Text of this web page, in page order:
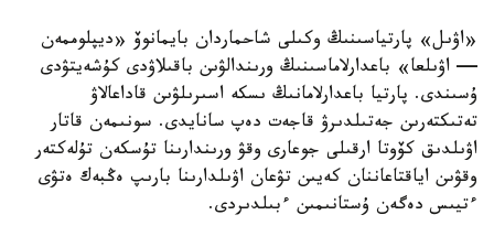
«اۋىل» پارتياسىنىڭ وكىلى شاحماردان بايمانوۆ «ديپلوممەن
— اۋىلعا» باعدارلاماسىنىڭ ورىندالۋىن باقىلاۋدى كۇشەيتۋدى
ۇسىندى. پارتيا باعدارلامانىڭ ىسكە اسىرىلۋىن قاداعالاۋ
تەتىكتەرىن جەتىلدىرۋ قاجەت دەپ سانايدى. سونىمەن قاتار
اۋىلدىق كۆوتا ارقىلى جوعارى وقۋ ورىندارىنا تۇسكەن تۇلەكتەر
وقۋىن اياقتاعاننان كەيىن تۋعان اۋىلدارىنا بارىپ ەڭبەك ەتۋى
ءتيىس دەگەن ۇستانىمىن ءبىلدىردى.